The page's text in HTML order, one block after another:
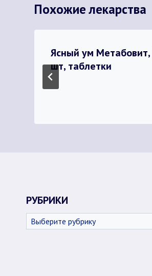
Похожие лекарства
Ясный ум Метабовит,
шт, таблетки
РУБРИКИ
Рубрики